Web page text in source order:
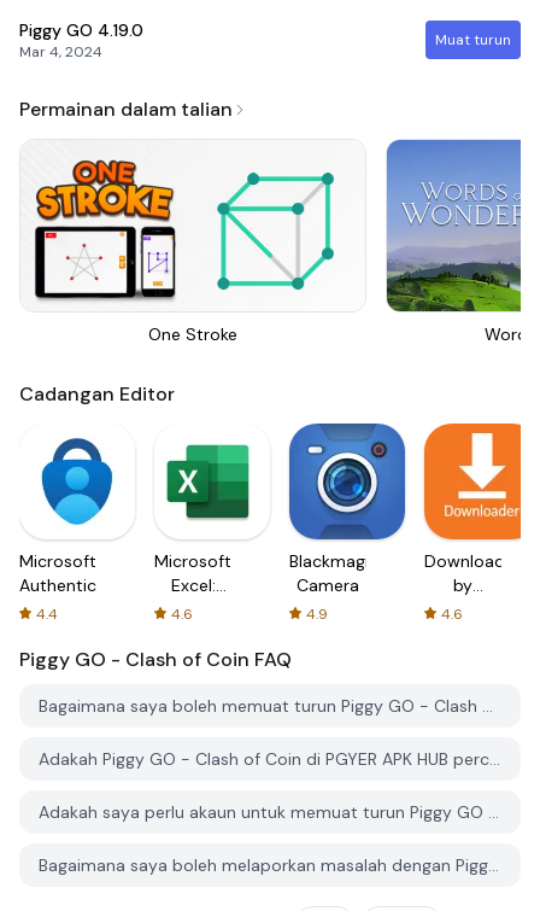
Piggy GO 4.19.0
Mar 4, 2024
Muat turun
Permainan dalam talian
One Stroke
Cadangan Editor
Microsoft
Authenticator
4.4
Microsoft
Excel:
Spreadsheets
4.6
Blackmagic
Camera
4.9
Downloader
by
AFTVnews
4.6
Piggy GO - Clash of Coin FAQ
Bagaimana saya boleh memuat turun Piggy GO - Clash of Coin dari PGYER APK HUB?
Adakah Piggy GO - Clash of Coin di PGYER APK HUB percuma untuk dimuat turun?
Adakah saya perlu akaun untuk memuat turun Piggy GO - Clash of Coin dari PGYER APK HUB?
Bagaimana saya boleh melaporkan masalah dengan Piggy GO - Clash of Coin di PGYER APK HUB?